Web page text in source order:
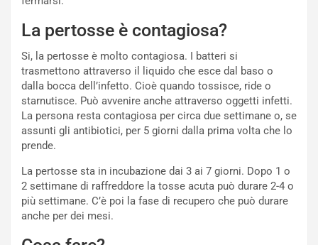
La pertosse è contagiosa?
Si, la pertosse è molto contagiosa. I batteri si
trasmettono attraverso il liquido che esce dal baso o
dalla bocca dell’infetto. Cioè quando tossisce, ride o
starnutisce. Può avvenire anche attraverso oggetti infetti.
La persona resta contagiosa per circa due settimane o, se
assunti gli antibiotici, per 5 giorni dalla prima volta che lo
prende.
La pertosse sta in incubazione dai 3 ai 7 giorni. Dopo 1 o
2 settimane di raffreddore la tosse acuta può durare 2-4 o
più settimane. C’è poi la fase di recupero che può durare
anche per dei mesi.